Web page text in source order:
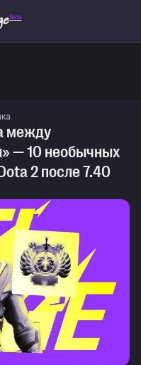
Beta
между
— 10 необычных
2 после 7.40